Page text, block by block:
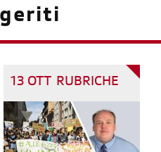
13 OTT RUBRICHE